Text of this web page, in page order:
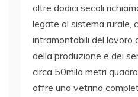
oltre dodici secoli
legate al sistema rurale,
intramontabili del lavoro
della produzione e dei
circa 50mila metri
offre una vetrina